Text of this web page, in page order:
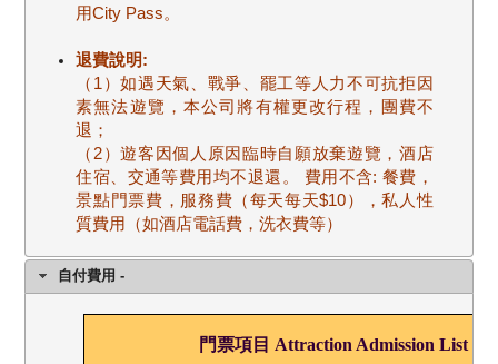
用City Pass。
退費說明:
（1）如遇天氣、戰爭、罷工等人力不可抗拒因
素無法遊覽，本公司將有權更改行程，團費不
退；
（2）遊客因個人原因臨時自願放棄遊覽，酒店
住宿、交通等費用均不退還。 費用不含: 餐費，
景點門票費，服務費（每天每天$10），私人性
質費用（如酒店電話費，洗衣費等）
自付費用 -
門票項目 Attraction Admission List